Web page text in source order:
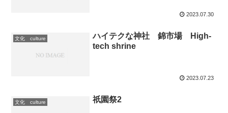
2023.07.30
文化 culture
ハイテクな神社 錦市場 High-
tech shrine
2023.07.23
文化 culture 祇園祭2